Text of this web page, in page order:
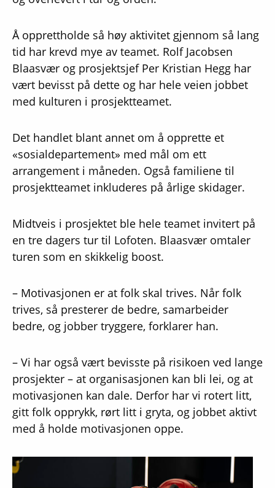
Å opprettholde så høy aktivitet gjennom så lang
tid har krevd mye av teamet. Rolf Jacobsen
Blaasvær og prosjektsjef Per Kristian Hegg har
vært bevisst på dette og har hele veien jobbet
med kulturen i prosjektteamet.
Det handlet blant annet om å opprette et
«sosialdepartement» med mål om ett
arrangement i måneden. Også familiene til
prosjektteamet inkluderes på årlige skidager.
Midtveis i prosjektet ble hele teamet invitert på
en tre dagers tur til Lofoten. Blaasvær omtaler
turen som en skikkelig boost.
– Motivasjonen er at folk skal trives. Når folk
trives, så presterer de bedre, samarbeider
bedre, og jobber tryggere, forklarer han.
– Vi har også vært bevisste på risikoen ved lange
prosjekter – at organisasjonen kan bli lei, og at
motivasjonen kan dale. Derfor har vi rotert litt,
gitt folk opprykk, rørt litt i gryta, og jobbet aktivt
med å holde motivasjonen oppe.